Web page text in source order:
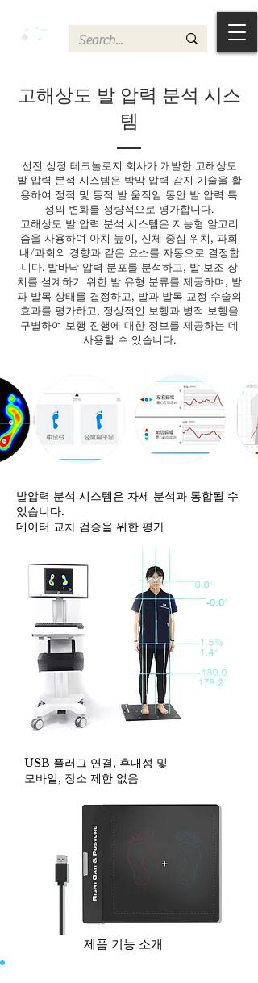
고해상도 발 압력 분석 시스
템
선전 싱정 테크놀로지 회사가 개발한 고해상도
발 압력 분석 시스템은 박막 압력 감지 기술을 활
용하여 정적 및 동적 발 움직임 동안 발 압력 특
성의 변화를 정량적으로 평가합니다.
고해상도 발 압력 분석 시스템은 지능형 알고리
즘을 사용하여 아치 높이, 신체 중심 위치, 과회
내/과회외 경향과 같은 요소를 자동으로 결정합
니다. 발바닥 압력 분포를 분석하고, 발 보조 장
치를 설계하기 위한 발 유형 분류를 제공하며, 발
과 발목 상태를 결정하고, 발과 발목 교정 수술의
효과를 평가하고, 정상적인 보행과 병적 보행을
구별하여 보행 진행에 대한 정보를 제공하는 데
사용할 수 있습니다.
발압력 분석 시스템은 자세 분석과 통합될 수
있습니다.
데이터 교차 검증을 위한 평가
USB 플러그 연결, 휴대성 및
모바일, 장소 제한 없음
제품 기능 소개